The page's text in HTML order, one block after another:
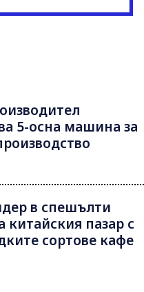
5-осна машина за
в спешълти
китайския пазар с
сортове кафе